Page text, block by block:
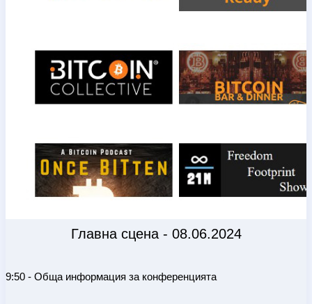
Главна сцена - 08.06.2024
9:50 - Обща информация за конференцията